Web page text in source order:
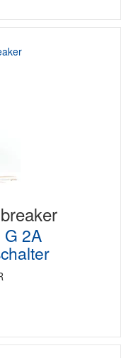
G 2A